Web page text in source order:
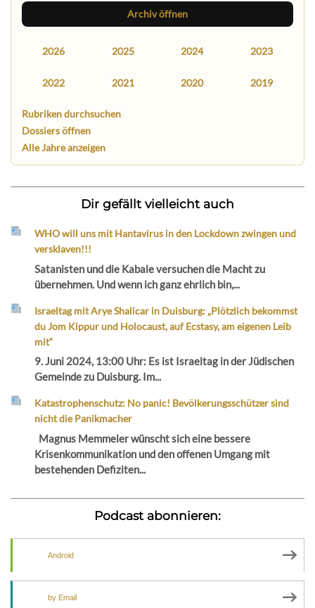
Archiv öffnen
2026 2025 2024 2023
2022 2021 2020 2019
Rubriken durchsuchen
Dossiers öffnen
Alle Jahre anzeigen
Dir gefällt vielleicht auch
WHO will uns mit Hantavirus in den Lockdown zwingen und
versklaven!!!
Satanisten und die Kabale versuchen die Macht zu
übernehmen. Und wenn ich ganz ehrlich bin,...
Israeltag mit Arye Shalicar in Duisburg: „Plötzlich bekommst
du Jom Kippur und Holocaust, auf Ecstasy, am eigenen Leib
mit“
9. Juni 2024, 13:00 Uhr: Es ist Israeltag in der Jüdischen
Gemeinde zu Duisburg. Im...
Katastrophenschutz: No panic! Bevölkerungsschützer sind
nicht die Panikmacher
Magnus Memmeler wünscht sich eine bessere
Krisenkommunikation und den offenen Umgang mit
bestehenden Defiziten...
Podcast abonnieren:
Android
by Email